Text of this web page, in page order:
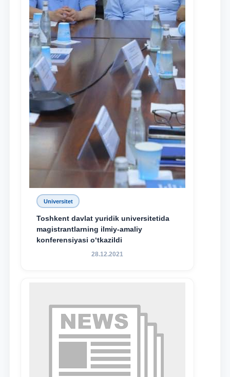
Universitet
Toshkent davlat yuridik universitetida
magistrantlarning ilmiy-amaliy
konferensiyasi o‘tkazildi
28.12.2021